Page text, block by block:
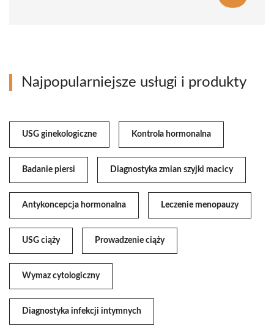
Najpopularniejsze usługi i produkty
USG ginekologiczne Kontrola hormonalna
Badanie piersi Diagnostyka zmian szyjki macicy
Antykoncepcja hormonalna Leczenie menopauzy
USG ciąży Prowadzenie ciąży
Wymaz cytologiczny
Diagnostyka infekcji intymnych